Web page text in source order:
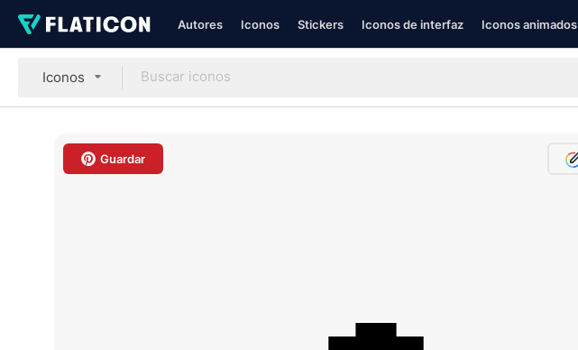
Autores Iconos Stickers Iconos de interfaz Iconos animados
Iconos
Guardar